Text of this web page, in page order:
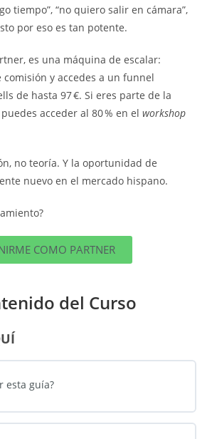
tiempo”, “no quiero salir en cámara”,
por eso es tan potente.
es una máquina de escalar:
comisión y accedes a un funnel
de hasta 97 €. Si eres parte de la
acceder al 80 % en elworkshop
no teoría. Y la oportunidad de
nuevo en el mercado hispano.
COMO PARTNER
del Curso
esta guía?